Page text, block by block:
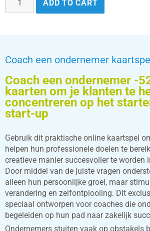
ADD TO CART
Coach een ondernemer
Coach een ondernemer -
kaarten om je klanten te
concentreren op het
start-up
Gebruik dit praktische online kaartspel
helpen hun professionele doelen te
creatieve manier succesvoller te worden
Door middel van de juiste vragen
alleen hun persoonlijke groei, maar
verandering en zelfontplooiing. Dit
speciaal ontworpen voor coaches die
begeleiden op hun pad naar zakelijk
Ondernemers stuiten vaak op obstakels